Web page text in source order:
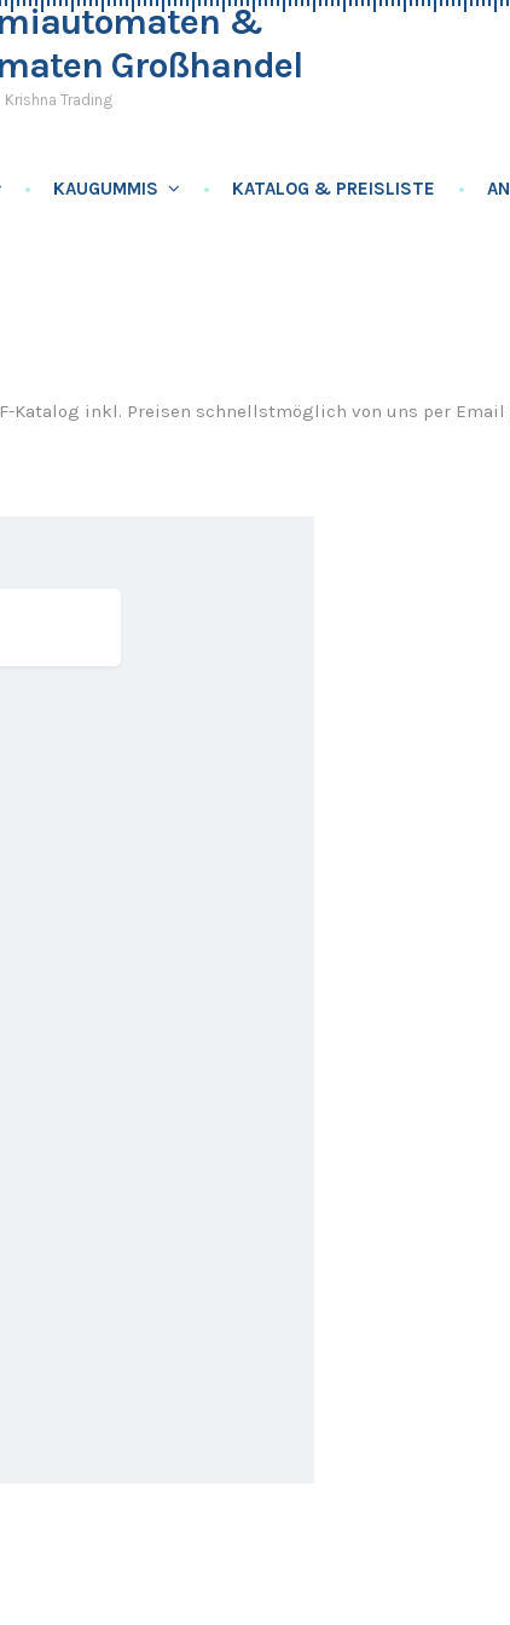
&
Großhandel
Krishna Trading
KAUGUMMIS KATALOG & PREISLISTE
Katalog inkl. Preisen schnellstmöglich von uns per Email